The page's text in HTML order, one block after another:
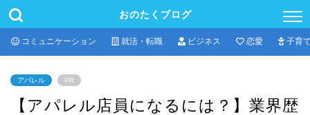
おのたくブログ
コミュニケーション 就活・転職 ビジネス 恋愛 子育
アパレル PR
【アパレル店員になるには？】業界歴